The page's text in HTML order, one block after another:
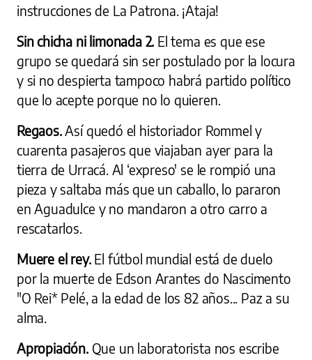
instrucciones de La Patrona. ¡Ataja!
Sin chicha ni limonada 2. El tema es que ese
grupo se quedará sin ser postulado por la locura
y si no despierta tampoco habrá partido político
que lo acepte porque no lo quieren.
Regaos.Así quedó el historiador Rommel y
cuarenta pasajeros que viajaban ayer para la
tierra de Urracá. Al ‘expreso' se le rompió una
pieza y saltaba más que un caballo, lo pararon
en Aguadulce y no mandaron a otro carro a
rescatarlos.
Muere el rey. El fútbol mundial está de duelo
por la muerte de Edson Arantes do Nascimento
"O Rei* Pelé, a la edad de los 82 años... Paz a su
alma.
Apropiación. Que un laboratorista nos escribe